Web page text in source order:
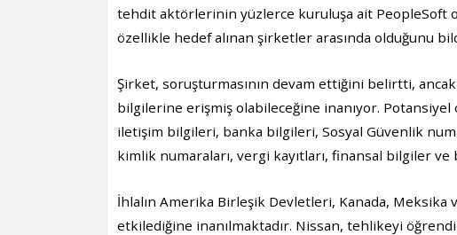
tehdit aktörlerinin yüzlerce kuruluşa ait PeopleSoft
özellikle hedef alınan şirketler arasında olduğunu
Şirket, soruşturmasının devam ettiğini belirtti, ancak
bilgilerine erişmiş olabileceğine inanıyor. Potansiyel
iletişim bilgileri, banka bilgileri, Sosyal Güvenlik
kimlik numaraları, vergi kayıtları, finansal bilgiler
İhlalın Amerika Birleşik Devletleri, Kanada, Meksika
etkilediğine inanılmaktadır. Nissan, tehlikeyi